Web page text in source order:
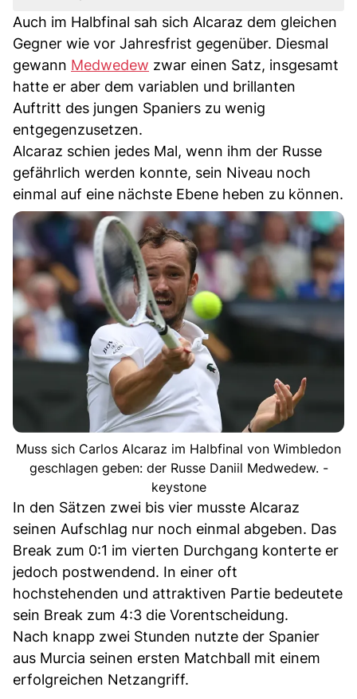
Auch im Halbfinal sah sich Alcaraz dem gleichen
Gegner wie vor Jahresfrist gegenüber. Diesmal
gewann Medwedew zwar einen Satz, insgesamt
hatte er aber dem variablen und brillanten
Auftritt des jungen Spaniers zu wenig
entgegenzusetzen.
Alcaraz schien jedes Mal, wenn ihm der Russe
gefährlich werden konnte, sein Niveau noch
einmal auf eine nächste Ebene heben zu können.
Muss sich Carlos Alcaraz im Halbfinal von Wimbledon
geschlagen geben: der Russe Daniil Medwedew. -
keystone
In den Sätzen zwei bis vier musste Alcaraz
seinen Aufschlag nur noch einmal abgeben. Das
Break zum 0:1 im vierten Durchgang konterte er
jedoch postwendend. In einer oft
hochstehenden und attraktiven Partie bedeutete
sein Break zum 4:3 die Vorentscheidung.
Nach knapp zwei Stunden nutzte der Spanier
aus Murcia seinen ersten Matchball mit einem
erfolgreichen Netzangriff.